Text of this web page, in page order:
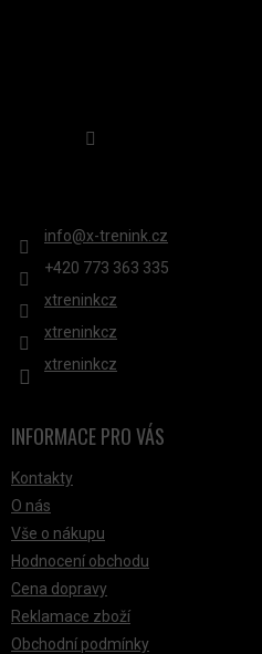
info@x-trenink.cz
+420 ‭773 363 335
xtreninkcz
xtreninkcz
xtreninkcz
INFORMACE PRO VÁS
Kontakty
O nás
Vše o nákupu
Hodnocení obchodu
Cena dopravy
Reklamace zboží
Obchodní podmínky